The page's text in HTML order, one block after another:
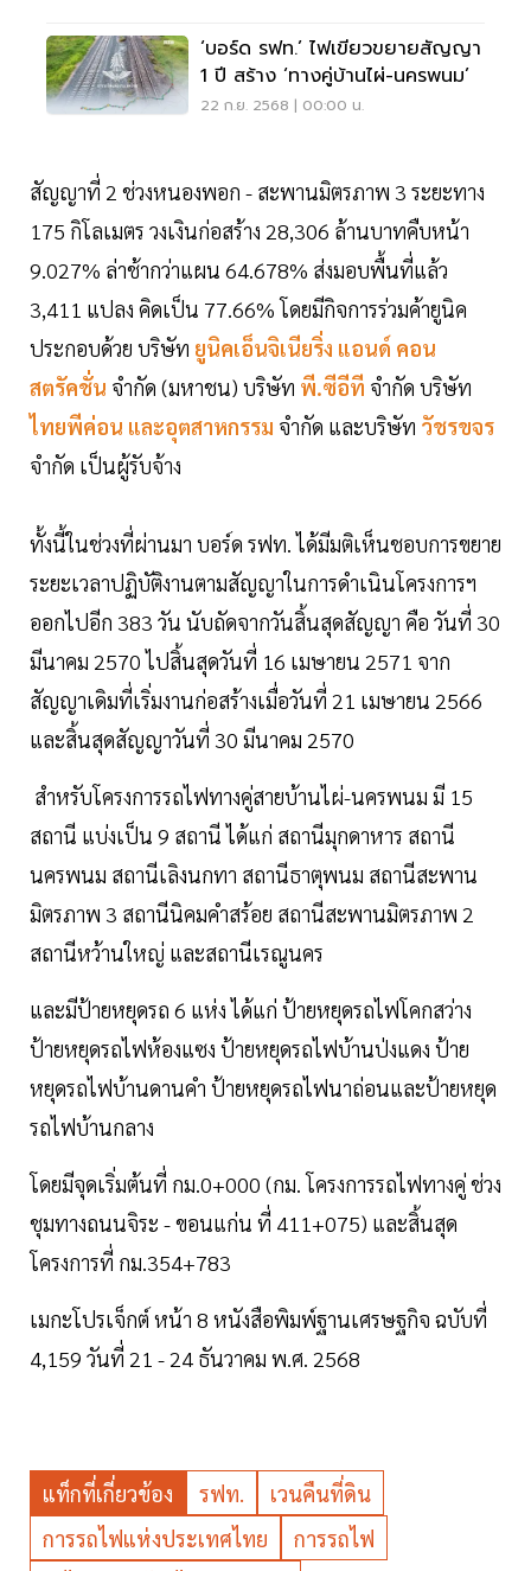
‘บอร์ด รฟท.’ ไฟเขียวขยายสัญญา
1 ปี สร้าง ‘ทางคู่บ้านไผ่-นครพนม’
22 ก.ย. 2568 | 00:00 น.
สัญญาที่ 2 ช่วงหนองพอก - สะพานมิตรภาพ 3 ระยะทาง
175 กิโลเมตร วงเงินก่อสร้าง 28,306 ล้านบาทคืบหน้า
9.027% ล่าช้ากว่าแผน 64.678% ส่งมอบพื้นที่แล้ว
3,411 แปลง คิดเป็น 77.66% โดยมีกิจการร่วมค้ายูนิค
ประกอบด้วย บริษัท ยูนิคเอ็นจิเนียริ่ง แอนด์ คอน
สตรัคชั่น จำกัด (มหาชน) บริษัท พี.ซีอีที จำกัด บริษัท
ไทยพีค่อน และอุตสาหกรรม จำกัด และบริษัท วัชรขจร
จำกัด เป็นผู้รับจ้าง
ทั้งนี้ในช่วงที่ผ่านมา บอร์ด รฟท. ได้มีมติเห็นชอบการขยาย
ระยะเวลาปฏิบัติงานตามสัญญาในการดำเนินโครงการฯ
ออกไปอีก 383 วัน นับถัดจากวันสิ้นสุดสัญญา คือ วันที่ 30
มีนาคม 2570 ไปสิ้นสุดวันที่ 16 เมษายน 2571 จาก
สัญญาเดิมที่เริ่มงานก่อสร้างเมื่อวันที่ 21 เมษายน 2566
และสิ้นสุดสัญญาวันที่ 30 มีนาคม 2570
สำหรับโครงการรถไฟทางคู่สายบ้านไผ่-นครพนม มี 15
สถานี แบ่งเป็น 9 สถานี ได้แก่ สถานีมุกดาหาร สถานี
นครพนม สถานีเลิงนกทา สถานีธาตุพนม สถานีสะพาน
มิตรภาพ 3 สถานีนิคมคำสร้อย สถานีสะพานมิตรภาพ 2
สถานีหว้านใหญ่ และสถานีเรณูนคร
และมีป้ายหยุดรถ 6 แห่ง ได้แก่ ป้ายหยุดรถไฟโคกสว่าง
ป้ายหยุดรถไฟห้องแซง ป้ายหยุดรถไฟบ้านป่งแดง ป้าย
หยุดรถไฟบ้านดานคำ ป้ายหยุดรถไฟนาถ่อนและป้ายหยุด
รถไฟบ้านกลาง
โดยมีจุดเริ่มต้นที่ กม.0+000 (กม. โครงการรถไฟทางคู่ ช่วง
ชุมทางถนนจิระ - ขอนแก่น ที่ 411+075) และสิ้นสุด
โครงการที่ กม.354+783
เมกะโปรเจ็กต์ หน้า 8 หนังสือพิมพ์ฐานเศรษฐกิจ ฉบับที่
4,159 วันที่ 21 - 24 ธันวาคม พ.ศ. 2568
แท็กที่เกี่ยวข้อง รฟท.
เวนคืนที่ดิน
การรถไฟแห่งประเทศไทย
การรถไฟ